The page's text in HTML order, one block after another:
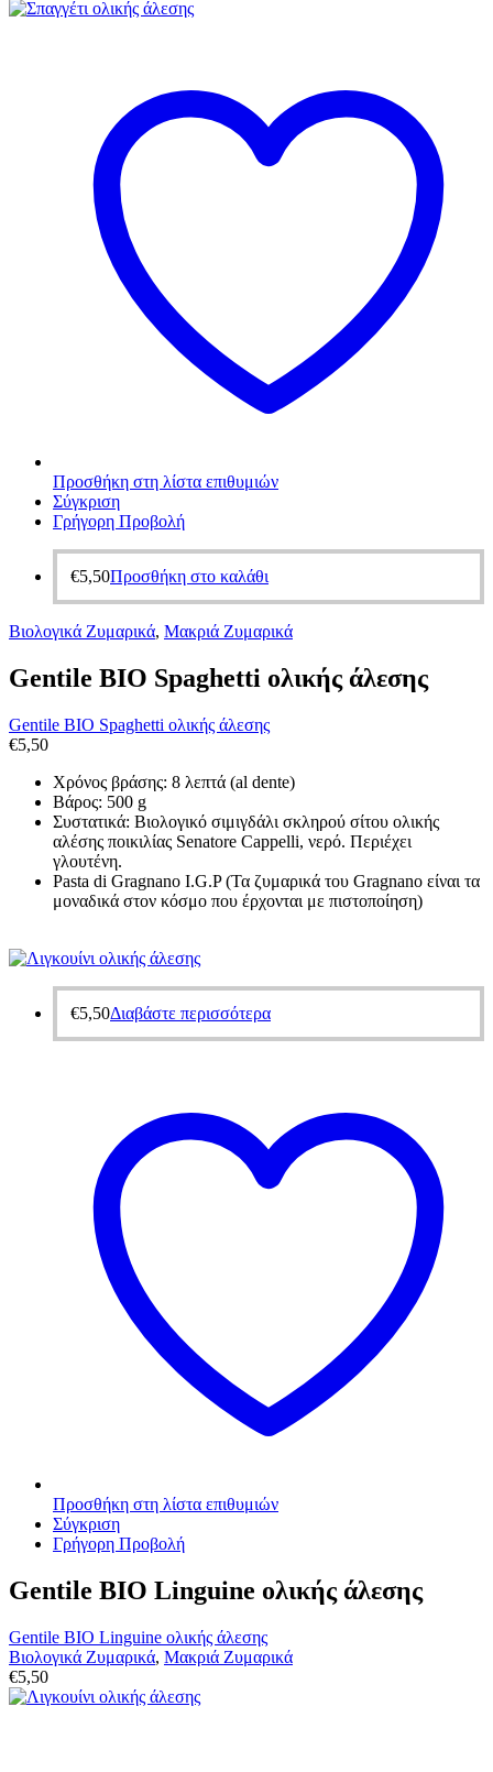
Προσθήκη στη λίστα επιθυμιών
Σύγκριση
Γρήγορη Προβολή
€5,50Προσθήκη στο καλάθι
Βιολογικά Ζυμαρικά, Μακριά Ζυμαρικά
Gentile BIO Spaghetti ολικής άλεσης
Gentile BIO Spaghetti ολικής άλεσης
€5,50
Χρόνος βράσης: 8 λεπτά (al dente)
Βάρος: 500 g
Συστατικά: Βιολογικό σιμιγδάλι σκληρού σίτου ολικής
αλέσης ποικιλίας Senatore Cappelli, νερό. Περιέχει
γλουτένη.
Pasta di Gragnano I.G.P (Τα ζυμαρικά του Gragnano είναι τα
μοναδικά στον κόσμο που έρχονται με πιστοποίηση)
€5,50Διαβάστε περισσότερα
Προσθήκη στη λίστα επιθυμιών
Σύγκριση
Γρήγορη Προβολή
Gentile BIO Linguine ολικής άλεσης
Gentile BIO Linguine ολικής άλεσης
Βιολογικά Ζυμαρικά, Μακριά Ζυμαρικά
€5,50